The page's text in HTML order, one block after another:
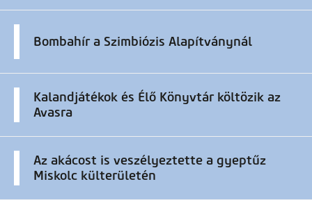
Bombahír a Szimbiózis Alapítványnál
Kalandjátékok és Élő Könyvtár költözik az
Avasra
Az akácost is veszélyeztette a gyeptűz
Miskolc külterületén